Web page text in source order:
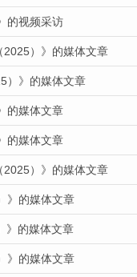
的视频采访
2025）》的媒体文章
）》的媒体文章
的媒体文章
的媒体文章
2025）》的媒体文章
》的媒体文章
》的媒体文章
》的媒体文章